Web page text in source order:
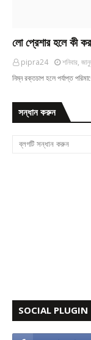
লো প্রেশার হলে কী
pipra24
শনিবার,
নিম্ন রক্তচাপ হলে পর্যাপ্ত
সন্ধান করুন
SOCIAL PLUGIN